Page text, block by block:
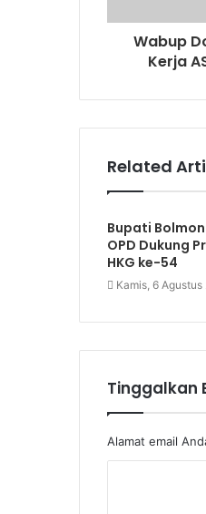
Wabup
Kerja
Related
Bupati
OPD Dukung
HKG ke-54
Kamis, 6
Tinggalkan
Alamat email